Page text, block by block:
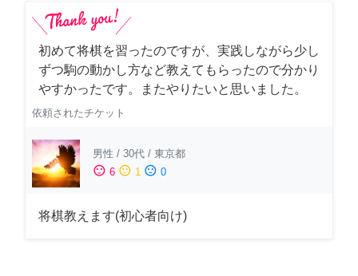
初めて将棋を習ったのですが、実践しながら少し
ずつ駒の動かし方など教えてもらったので分かり
やすかったです。またやりたいと思いました。
依頼されたチケット
男性 / 30代 / 東京都
sentiment_satisfied 6 sentiment_neutral 1 sentiment_dissatisfied 0
将棋教えます(初心者向け)